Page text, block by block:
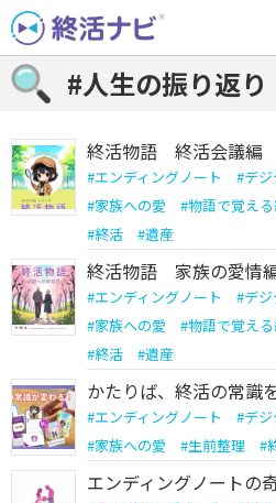
Skip
to
content
#人生の振り返り
終活物語 終活会議編
#エンディングノート #デ
#家族への愛 #物語で覚え
#終活 #遺産
終活物語 家族の愛情
#エンディングノート #デ
#家族への愛 #物語で覚え
#終活 #遺産
かたりば、終活の常識
#エンディングノート #デ
#家族への愛 #生前整理 #
エンディングノートの